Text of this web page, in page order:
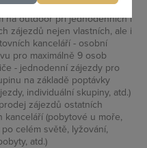
- služby průvodce se
na outdoor při jednodenních i
zájezdů nejen vlastních, ale i
kanceláří - osobní
pro maximálně 9 osob
- jednodenní zájezdy pro
na základě poptávky
individuální skupiny, atd.)
zájezdů ostatních
kanceláří (pobytové u moře,
celém světě, lyžování,
atd.)
ve výpisu firem
Vám i Vaší firmě
Vaší firmy
FIRMU